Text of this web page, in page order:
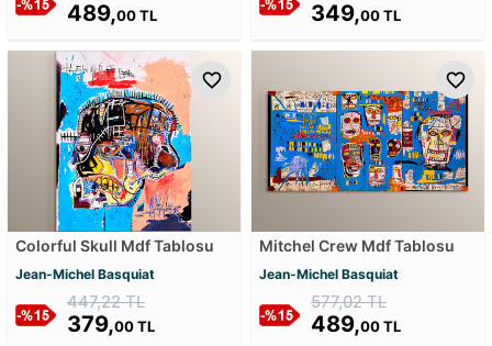
489,00 TL 349,00 TL
Colorful Skull Mdf Tablosu
Jean-Michel Basquiat
447,22 TL
379,00 TL
Mitchel Crew Mdf Tablosu
Jean-Michel Basquiat
577,02 TL
489,00 TL